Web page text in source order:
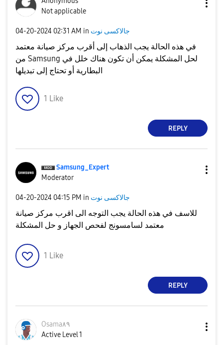
Not applicable
‎04-20-2024 02:31 AM in جالاكسى نوت
في هذه الحالة يجب الذهاب إلى أقرب مركز صيانة معتمد
من Samsung لحل المشكلة يمكن أن تكون هناك خلل في
البطارية أو تحتاج إلى تبديلها
1 Like
REPLY
Samsung_Expert
Moderator
‎04-20-2024 04:15 PM in جالاكسى نوت
للاسف في هذه الحالة يجب التوجه الى اقرب مركز صيانة
معتمد لسامسونج لفحص الجهاز و حل المشكلة
1 Like
REPLY
Osama٨٩
Active Level 1